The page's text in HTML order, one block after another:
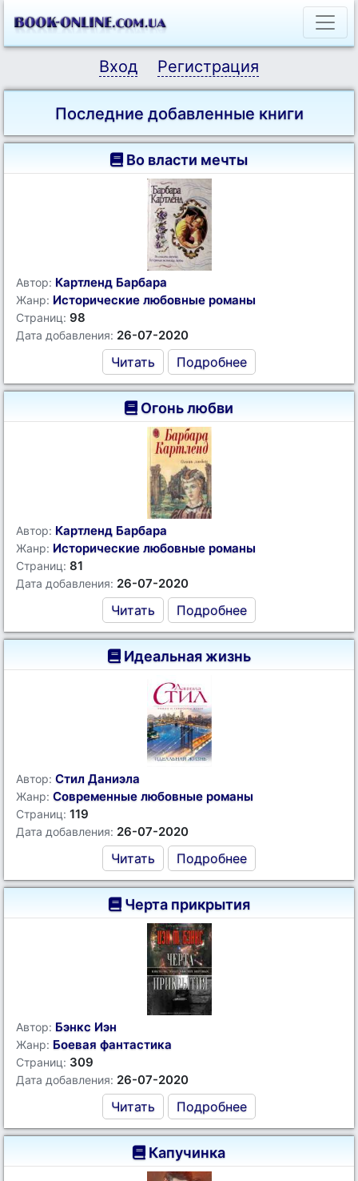
Вход Регистрация
Последние добавленные книги
Во власти мечты
Автор: Картленд Барбара
Жанр: Исторические любовные романы
Страниц: 98
Дата добавления: 26-07-2020
Читать Подробнее
Огонь любви
Автор: Картленд Барбара
Жанр: Исторические любовные романы
Страниц: 81
Дата добавления: 26-07-2020
Читать Подробнее
Идеальная жизнь
Автор: Стил Даниэла
Жанр: Современные любовные романы
Страниц: 119
Дата добавления: 26-07-2020
Читать Подробнее
Черта прикрытия
Автор: Бэнкс Иэн
Жанр: Боевая фантастика
Страниц: 309
Дата добавления: 26-07-2020
Читать Подробнее
Капучинка